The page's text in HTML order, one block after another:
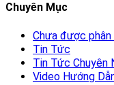
Chuyên Mục
Chưa được phân
Tin Tức
Tin Tức Chuyên
Video Hướng